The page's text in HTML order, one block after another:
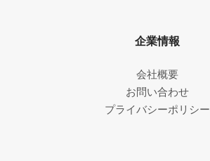
企業情報
会社概要
お問い合わせ
プライバシーポリシー